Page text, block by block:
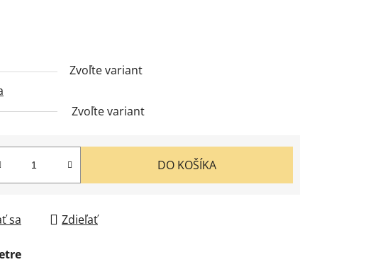
Zvoľte variant
Zvoľte variant
DO KOŠÍKA
sa Zdieľať